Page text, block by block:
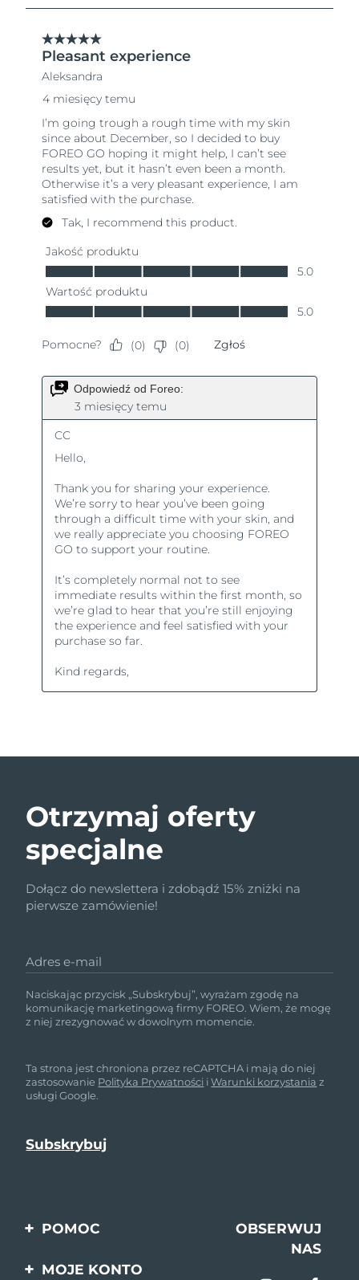
Otrzymaj oferty
specjalne
Dołącz do newslettera i zdobądź 15% zniżki na
pierwsze zamówienie!
Adres e-mail
Naciskając przycisk „Subskrybuj”, wyrażam zgodę na
komunikację marketingową firmy FOREO. Wiem, że mogę
z niej zrezygnować w dowolnym momencie.
Ta strona jest chroniona przez reCAPTCHA i mają do niej
zastosowanie Polityka Prywatności iWarunki korzystania z
usługi Google.
POMOC
Kontakt
OBSERWUJ
NAS
MOJE KONTO